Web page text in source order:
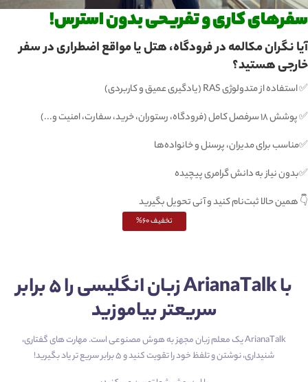
سفرهای کاری و تفریحی بدون استرس!
آیا نگران مکالمه در فرودگاه، هتل یا مواقع اضطراری در سفر
خارجی هستید؟
✅ استفاده از متدولوژی RAS (یادگیری عمیق و کاربردی)
✅ پوشش ۱۸ سرفصل کامل (فرودگاه، رستوران، خرید، سفارت، امنیت و...)
✅مناسب برای مدیران، پرسنل و خانواده‌ها
✅بدون نیاز به دانش گرامری پیچیده
👇 همین حالا ثبت‌نام کنید و آنی تحویل بگیرید
تخفیف 60%
با ArianaTalk زبان انگلیسی را 5 برابر
سریعتر بیاموزید
ArianaTalk یک معلم زبان مجهز به هوش مصنوعی است. مهارت های گفتاری،
شنیداری، نوشتن و تلفظ خود را تقویت کنید و 5 برابر سریع تر یاد بگیرید!